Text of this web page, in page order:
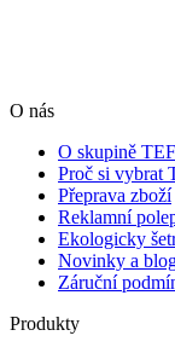
O nás
O skupině
Proč si vybrat
Přeprava zboží
Reklamní
Ekologicky
Novinky a
Záruční
Produkty